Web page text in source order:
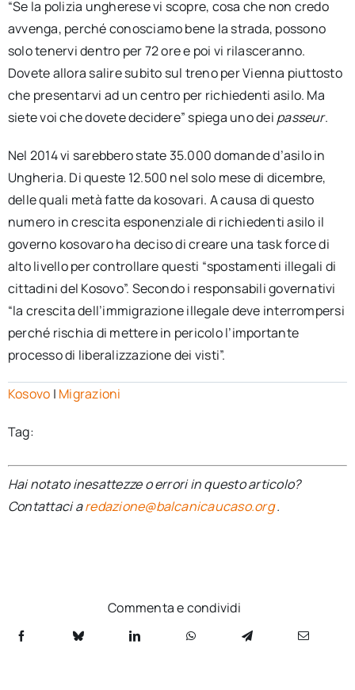
“Se la polizia ungherese vi scopre, cosa che non credo
avvenga, perché conosciamo bene la strada, possono
solo tenervi dentro per 72 ore e poi vi rilasceranno.
Dovete allora salire subito sul treno per Vienna piuttosto
che presentarvi ad un centro per richiedenti asilo. Ma
siete voi che dovete decidere” spiega uno dei passeur.
Nel 2014 vi sarebbero state 35.000 domande d’asilo in
Ungheria. Di queste 12.500 nel solo mese di dicembre,
delle quali metà fatte da kosovari. A causa di questo
numero in crescita esponenziale di richiedenti asilo il
governo kosovaro ha deciso di creare una task force di
alto livello per controllare questi “spostamenti illegali di
cittadini del Kosovo”. Secondo i responsabili governativi
“la crescita dell’immigrazione illegale deve interrompersi
perché rischia di mettere in pericolo l’importante
processo di liberalizzazione dei visti”.
Kosovo | Migrazioni
Tag:
Hai notato inesattezze o errori in questo articolo?
Contattaci aredazione@balcanicaucaso.org.
Commenta e condividi